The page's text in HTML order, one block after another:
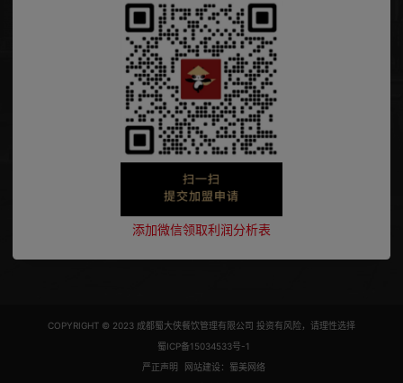
添加微信领取利润分析表
COPYRIGHT © 2023 成都蜀大侠餐饮管理有限公司 投资有风险，请理性选择
蜀ICP备15034533号-1
严正声明
网站建设：蜀美网络